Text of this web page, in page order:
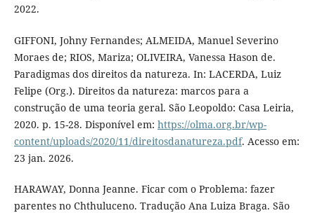
2022.
GIFFONI, Johny Fernandes; ALMEIDA, Manuel Severino
Moraes de; RIOS, Mariza; OLIVEIRA, Vanessa Hason de.
Paradigmas dos direitos da natureza. In: LACERDA, Luiz
Felipe (Org.). Direitos da natureza: marcos para a
construção de uma teoria geral. São Leopoldo: Casa Leiria,
2020. p. 15-28. Disponível em: https://olma.org.br/wp-
content/uploads/2020/11/direitosdanatureza.pdf. Acesso em:
23 jan. 2026.
HARAWAY, Donna Jeanne. Ficar com o Problema: fazer
parentes no Chthuluceno. Tradução Ana Luiza Braga. São